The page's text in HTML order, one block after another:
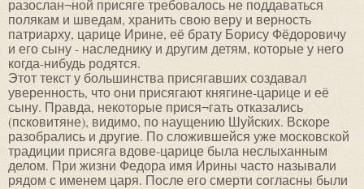
разослан¬ной присяге требовалось не поддаваться
полякам и шведам, хранить свою веру и верность
патриарху, царице Ирине, её брату Борису Фёдоровичу
и его сыну - наследнику и другим детям, которые у него
когда-нибудь родятся.
Этот текст у большинства присягавших создавал
уверенность, что они присягают княгине-царице и её
сыну. Правда, некоторые прися¬гать отказались
(псковитяне), видимо, по наущению Шуйских. Вскоре
разобрались и другие. По сложившейся уже московской
традиции присяга вдове-царице была неслыханным
делом. При жизни Федора имя Ирины часто называли
рядом с именем царя. После его смерти согласны были